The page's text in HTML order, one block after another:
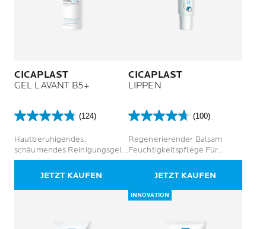
CICAPLAST
GEL LAVANT B5+
(124)
4.8
5
Sternen.
Bewertungen
Hautberuhigendes,
schäumendes Reinigungsgel.
Reinigt, beruhigt und schützt
um die Hautschutzbarriere
JETZT KAUFEN
CICAPLAST
LIPPEN
(100)
4.7
5
Sternen.
Bewertungen
Regenerierender Balsam
Feuchtigkeitspflege Für
gereizte Lippen
JETZT KAUFEN
INNOVATION